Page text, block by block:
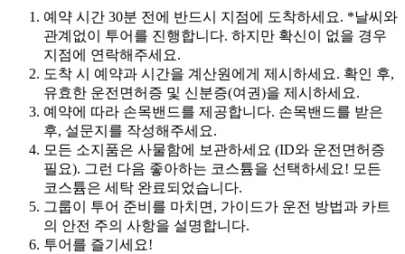
예약 시간 30분 전에 반드시 지점에 도착하세요. *날씨와
관계없이 투어를 진행합니다. 하지만 확신이 없을 경우
지점에 연락해주세요.
도착 시 예약과 시간을 계산원에게 제시하세요. 확인 후,
유효한 운전면허증 및 신분증(여권)을 제시하세요.
예약에 따라 손목밴드를 제공합니다. 손목밴드를 받은
후, 설문지를 작성해주세요.
모든 소지품은 사물함에 보관하세요 (ID와 운전면허증
필요). 그런 다음 좋아하는 코스튬을 선택하세요! 모든
코스튬은 세탁 완료되었습니다.
그룹이 투어 준비를 마치면, 가이드가 운전 방법과 카트
의 안전 주의 사항을 설명합니다.
투어를 즐기세요!